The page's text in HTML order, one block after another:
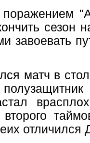
сезон
завоевать
матч в